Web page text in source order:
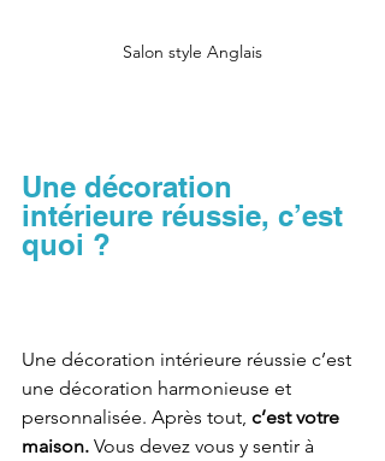
Salon style Anglais
Une décoration
intérieure réussie, c’est
quoi ?
Une décoration intérieure réussie c’est
une décoration harmonieuse et
personnalisée. Après tout, c’est votre
maison. Vous devez vous y sentir à